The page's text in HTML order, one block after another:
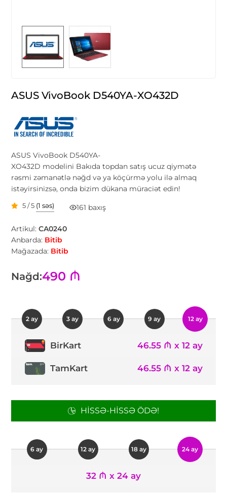
ASUS VivoBook D540YA-XO432D
ASUS VivoBook D540YA-
XO432D modelini Bakıda topdan satış ucuz qiymətə
rəsmi zəmanətlə nəğd və ya köçürmə yolu ilə almaq
istəyirsinizsə, onda bizim dükana müraciət edin!
5 / 5 (1 səs) 161 baxış
Artikul:CA0240
Anbarda: Bitib
Mağazada: Bitib
Nağd:490 ₼
2 ay 3 ay 6 ay 9 ay 12 ay
BirKart 46.55 ₼ x 12 ay
TamKart 46.55 ₼ x 12 ay
HISSƏ-HISSƏ ÖDƏ!
6 ay 12 ay 18 ay 24 ay
32 ₼ x 24 ay